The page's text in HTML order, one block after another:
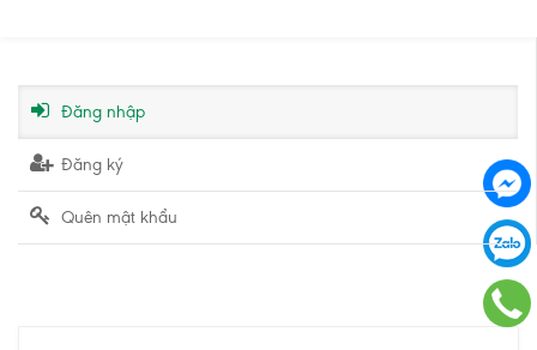
Đăng nhập
Đăng ký
Quên mật khẩu